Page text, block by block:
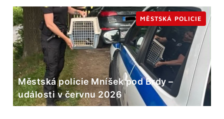
Městská policie Mníšek pod Brdy –
události v červnu 2026
MĚSTSKÁ POLICIE